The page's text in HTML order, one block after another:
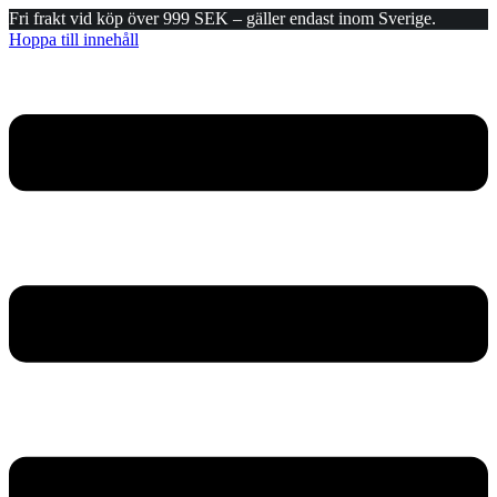
Fri frakt vid köp över 999 SEK – gäller endast inom Sverige.
Hoppa till innehåll